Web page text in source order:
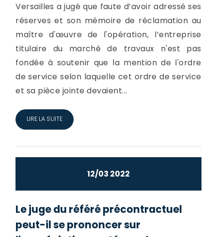
Versailles a jugé que faute d’avoir adressé ses
réserves et son mémoire de réclamation au
maître d'œuvre de l'opération, l’entreprise
titulaire du marché de travaux n'est pas
fondée à soutenir que la mention de l'ordre
de service selon laquelle cet ordre de service
et sa pièce jointe devaient...
LIRE LA SUITE
12/03 2022
Le juge du référé précontractuel
peut-il se prononcer sur